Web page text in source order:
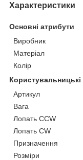
Характеристики
Основні атрибути
Виробник
Матеріал
Колір
Користувальницькі
Артикул
Вага
Лопать CCW
Лопать CW
Призначення
Розміри